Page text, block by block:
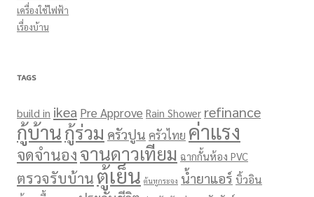
เครื่องใช้ไฟฟ้า
เรื่องบ้าน
TAGS
build in ikea Pre Approve Rain Shower refinance
กู้บ้านกู้ร่วม ครัวปูน ครัวไทย ค่าแรง
จดจำนองจานดาวเทียม ฉากกั้นห้อง PVC
ตรวจรับบ้าน ตู้เย็น ต้นหูกระจง น้ำยาแอร์ บิ้วอิน